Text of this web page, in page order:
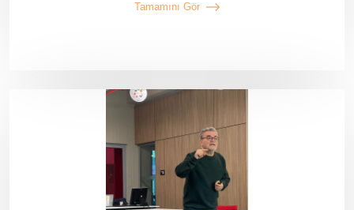
Tamamını Gör